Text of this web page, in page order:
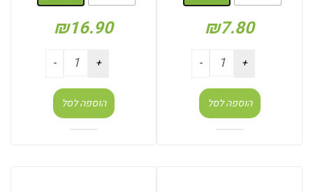
₪7.80
הוספה לסל
₪16.90
הוספה לסל